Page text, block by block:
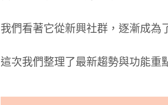
我們看著它從新興社群，逐漸成為
這次我們整理了最新趨勢與功能重